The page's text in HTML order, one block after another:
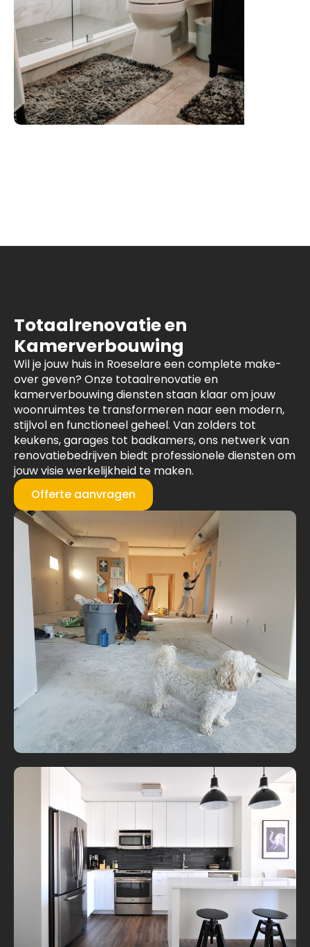
Totaalrenovatie en
Kamerverbouwing
Wil je jouw huis in Roeselare een complete make-
over geven? Onze totaalrenovatie en
kamerverbouwing diensten staan klaar om jouw
woonruimtes te transformeren naar een modern,
stijlvol en functioneel geheel. Van zolders tot
keukens, garages tot badkamers, ons netwerk van
renovatiebedrijven biedt professionele diensten om
jouw visie werkelijkheid te maken.
Offerte aanvragen